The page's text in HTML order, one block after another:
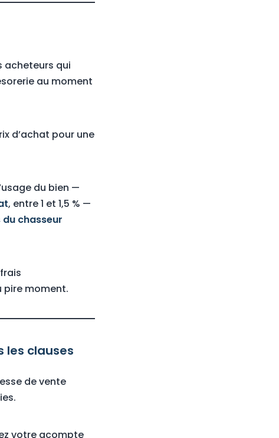
acheteurs qui
au moment
d’achat pour une
du bien —
, entre 1 et 1,5 % —
chasseur
pire moment.
les clauses
de vente
votre acompte